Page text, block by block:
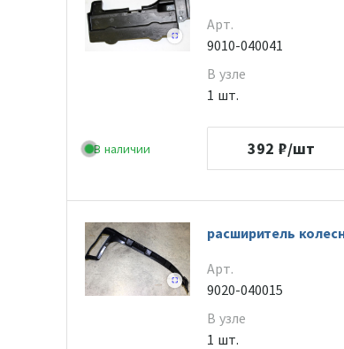
В наличии
Арт.
9010-040041
В узле
1 шт.
392 ₽/шт
расширитель
Арт.
9020-040015
В узле
1 шт.